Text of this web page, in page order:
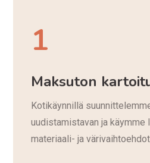
1
Maksuton
Kotikäynnillä
uudistamistavan ja
materiaali- ja